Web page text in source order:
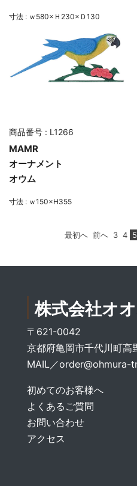
寸法 : ｗ580×Ｈ230×Ｄ130
商品番号 : L1266
MAMR
オーナメント
オウム
寸法 : ｗ150×H355
最初へ 前へ 3 4 5
株式会社オ
〒621-0042
京都府亀岡市千代川町高
MAIL／order@ohmura-
初めてのお客様へ
よくあるご質問
お問い合わせ
アクセス